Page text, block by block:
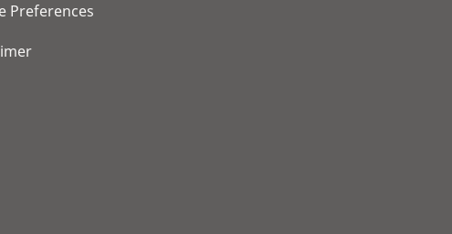
Preferences